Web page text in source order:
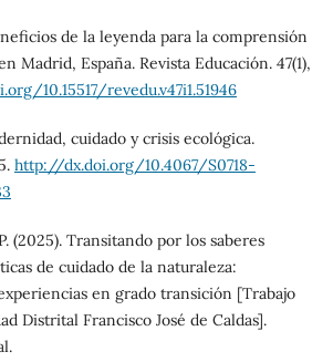
de la leyenda para la comprensión
Madrid, España. Revista Educación. 47(1),
10.15517/revedu.v47i1.51946
cuidado y crisis ecológica.
http://dx.doi.org/10.4067/S0718-
(2025). Transitando por los saberes
de cuidado de la naturaleza:
en grado transición [Trabajo
Distrital Francisco José de Caldas].